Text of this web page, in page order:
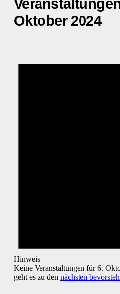
Oktober 2024
Hinweis
Keine Veranstaltungen für 6.
geht es zu den nächsten